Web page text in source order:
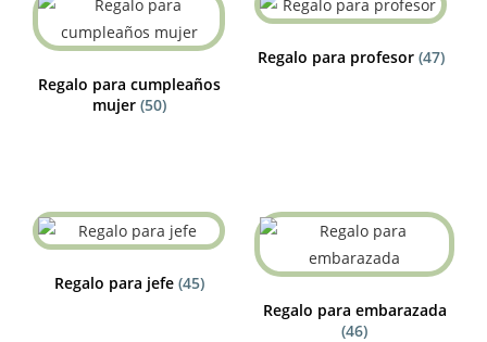
Regalo para cumpleaños
mujer (50)
Regalo para profesor (47)
Regalo para jefe (45)
Regalo para embarazada
(46)